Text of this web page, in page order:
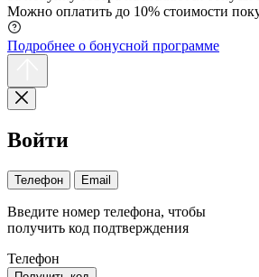
Можно оплатить до 10% стоимости
Подробнее о бонусной программе
Войти
Телефон Email
Введите номер телефона, чтобы
получить код подтверждения
Телефон